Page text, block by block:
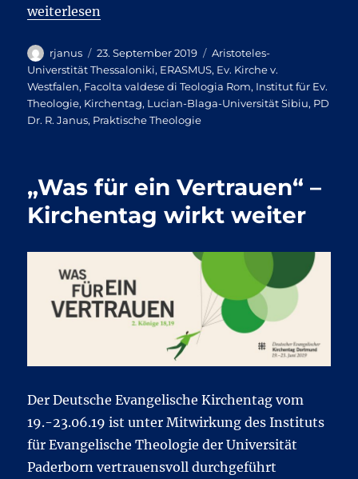
„III. International Summer School: Formation of
weiterlesen
Autor
rjanus
Veröffentlicht
am
23. September 2019 Kategorien
Aristoteles-
Universtität Thessaloniki, ERASMUS, Ev. Kirche v.
Westfalen, Facolta valdese di Teologia Rom, Institut für Ev.
Theologie, Kirchentag, Lucian-Blaga-Universität Sibiu, PD
Dr. R. Janus, Praktische Theologie
„Was für ein Vertrauen“ –
Kirchentag wirkt weiter
Der Deutsche Evangelische Kirchentag vom
19.-23.06.19 ist unter Mitwirkung des Instituts
für Evangelische Theologie der Universität
Paderborn vertrauensvoll durchgeführt